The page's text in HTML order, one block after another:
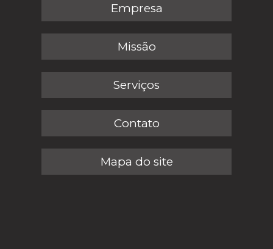
Empresa
Missão
Serviços
Contato
Mapa do site